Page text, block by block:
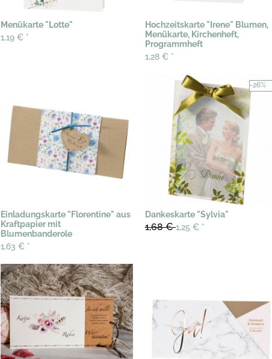
Menükarte "Lotte"
1,19 € *
Hochzeitskarte "Irene" Blumen,
Menükarte, Kirchenheft,
Programmheft
1,28 € *
Einladungskarte "Florentine" aus
Kraftpapier mit
Blumenbanderole
1,63 € *
-26%
Dankeskarte "Sylvia"
1,68 €1,25 € *